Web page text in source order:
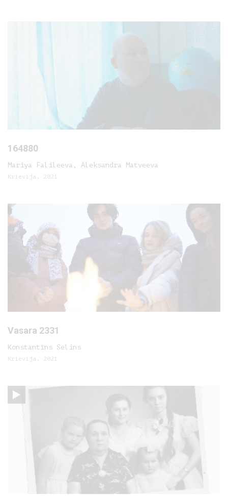
164880
Mariya Falileeva, Aleksandra Matveeva
Krievija, 2021
Vasara 2331
Konstantīns Selins
Krievija, 2021